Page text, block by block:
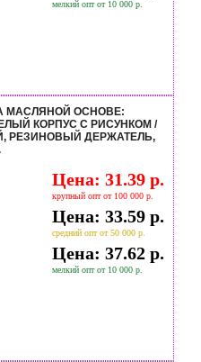
мелкий опт от 10 000 р.
МАСЛЯНОЙ ОСНОВЕ:
КОРПУС С РИСУНКОМ /
РЕЗИНОВЫЙ ДЕРЖАТЕЛЬ,
Цена: 31.39 р.
крупный опт от 100 000 р.
Цена: 33.59 р.
средний опт от 50 000 р.
Цена: 37.62 р.
мелкий опт от 10 000 р.